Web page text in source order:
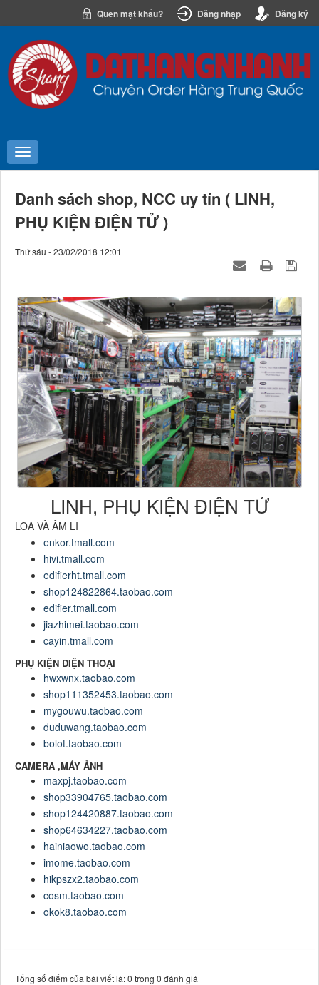
Quên mật khẩu? Đăng nhập Đăng ký
Danh sách shop, NCC uy tín ( LINH,
PHỤ KIỆN ĐIỆN TỬ )
Thứ sáu - 23/02/2018 12:01
LINH, PHỤ KIỆN ĐIỆN TỬ
LOA VÀ ÂM LI
enkor.tmall.com
hivi.tmall.com
edifierht.tmall.com
shop124822864.taobao.com
edifier.tmall.com
jiazhimei.taobao.com
cayin.tmall.com
PHỤ KIỆN ĐIỆN THOẠI
hwxwnx.taobao.com
shop111352453.taobao.com
mygouwu.taobao.com
duduwang.taobao.com
bolot.taobao.com
CAMERA ,MÁY ẢNH
maxpj.taobao.com
shop33904765.taobao.com
shop124420887.taobao.com
shop64634227.taobao.com
hainiaowo.taobao.com
imome.taobao.com
hikpszx2.taobao.com
cosm.taobao.com
okok8.taobao.com
Tổng số điểm của bài viết là: 0 trong 0 đánh giá